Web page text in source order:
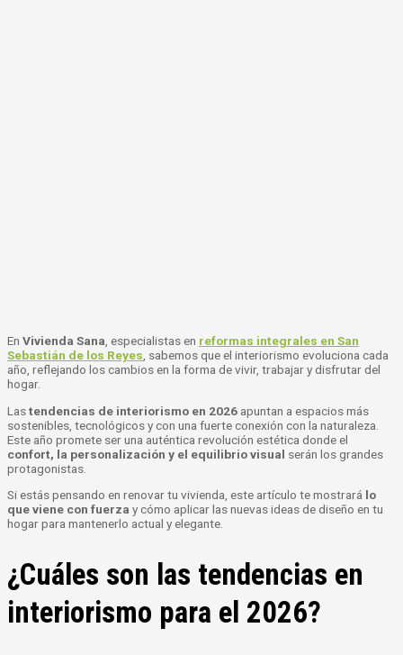
En Vivienda Sana , especialistas en reformas integrales en San
Sebastián de los Reyes , sabemos que el interiorismo evoluciona cada
año, reflejando los cambios en la forma de vivir, trabajar y disfrutar del
hogar.
Lastendencias de interiorismo en 2026 apuntan a espacios más
sostenibles, tecnológicos y con una fuerte conexión con la naturaleza.
Este año promete ser una auténtica revolución estética donde el
confort, la personalización y el equilibrio visual serán los grandes
protagonistas.
Si estás pensando en renovar tu vivienda, este artículo te mostrará lo
que viene con fuerza y cómo aplicar las nuevas ideas de diseño en tu
hogar para mantenerlo actual y elegante.
¿Cuáles son las tendencias en
interiorismo para el 2026?